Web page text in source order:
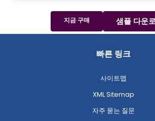
지금 구매 샘플 다운
빠른 링크
사이트맵
XML Sitemap
자주 묻는 질문